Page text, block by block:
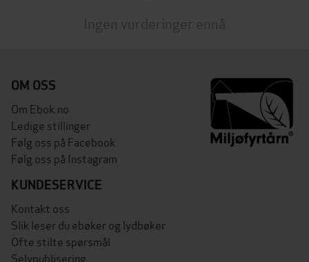
Ingen vurderinger ennå
OM OSS
Om Ebok.no
Ledige stillinger
Følg oss på Facebook
Følg oss på Instagram
KUNDESERVICE
Kontakt oss
Slik leser du ebøker og lydbøker
Ofte stilte spørsmål
Selvpublisering